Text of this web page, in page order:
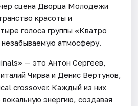
сцена Дворца Молодежи
красоты и
голоса группы «Кватро
атмосферу.
— это Антон Сергеев,
Чирва и Денис Вертунов,
crossover. Каждый из них
энергию, создавая